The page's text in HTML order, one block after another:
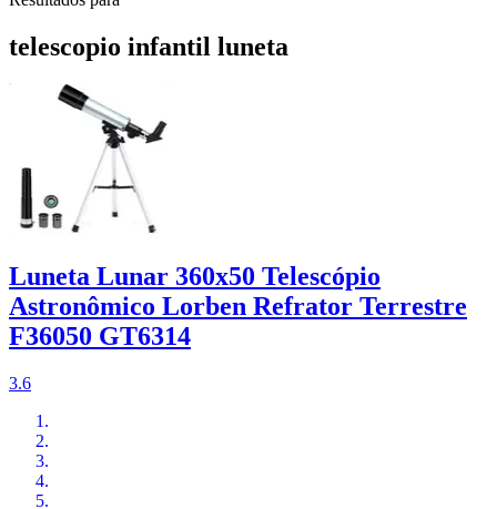
telescopio infantil luneta
Luneta Lunar 360x50 Telescópio
Astronômico Lorben Refrator Terrestre
F36050 GT6314
3.6